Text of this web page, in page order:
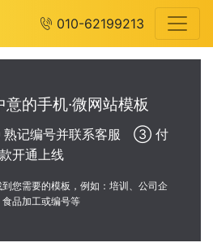
010-62199213
的手机·微网站模板
记编号并联系客服 ③ 付
款开通上线
您需要的模板，例如：培训、公司企
食品加工或编号等